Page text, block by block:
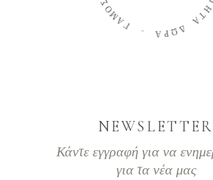
Γ
Α
Μ
Ο
Η
Τ
Α
Δ
Ω
Ρ
Α
NEWSLETTER
Κάντε εγγραφή για να
για τα νέα μας